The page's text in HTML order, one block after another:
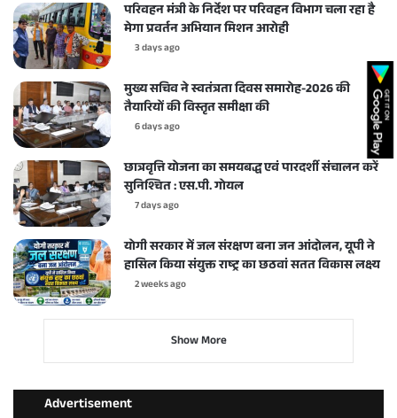
परिवहन मंत्री के निर्देश पर परिवहन विभाग चला रहा है
मेगा प्रवर्तन अभियान मिशन आरोही
3 days ago
मुख्य सचिव ने स्वतंत्रता दिवस समारोह-2026 की
तैयारियों की विस्तृत समीक्षा की
6 days ago
छात्रवृत्ति योजना का समयबद्ध एवं पारदर्शी संचालन करें
सुनिश्चित : एस.पी. गोयल
7 days ago
योगी सरकार में जल संरक्षण बना जन आंदोलन, यूपी ने
हासिल किया संयुक्त राष्ट्र का छठवां सतत विकास लक्ष्य
2 weeks ago
Show More
Advertisement